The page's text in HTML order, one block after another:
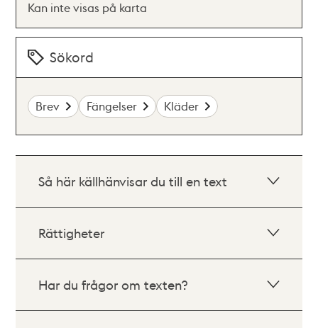
Kan inte visas på karta
Sökord
Brev Fängelser Kläder
Så här källhänvisar du till en text
Rättigheter
Har du frågor om texten?